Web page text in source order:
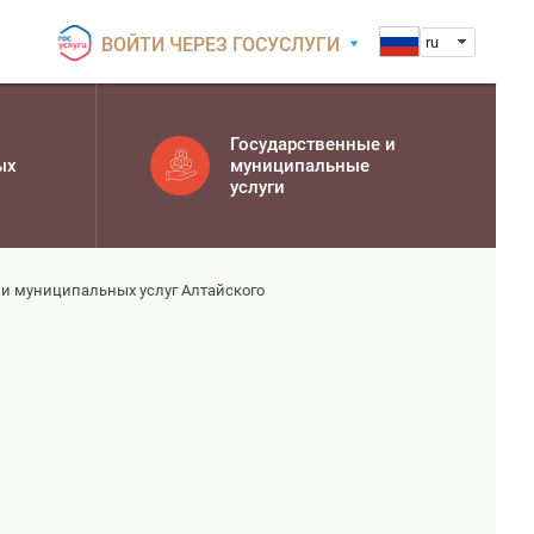
ВОЙТИ ЧЕРЕЗ ГОСУСЛУГИ ru
Государственные и
муниципальные
услуги
муниципальных услуг Алтайского